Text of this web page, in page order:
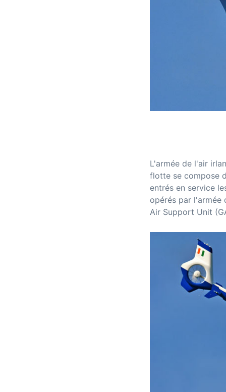
L'armée de l'air
flotte se compose
entrés en service
opérés par l'armée
Air Support Unit